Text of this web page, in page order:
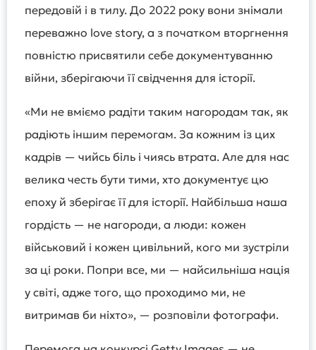
передовій і в тилу. До 2022 року вони знімали
переважно love story, а з початком вторгнення
повністю присвятили себе документуванню
війни, зберігаючи її свідчення для історії.
«Ми не вміємо радіти таким нагородам так, як
радіють іншим перемогам. За кожним із цих
кадрів — чийсь біль і чиясь втрата. Але для нас
велика честь бути тими, хто документує цю
епоху й зберігає її для історії. Найбільша наша
гордість — не нагороди, а люди: кожен
військовий і кожен цивільний, кого ми зустріли
за ці роки. Попри все, ми — найсильніша нація
у світі, адже того, що проходимо ми, не
витримав би ніхто», — розповіли фотографи.